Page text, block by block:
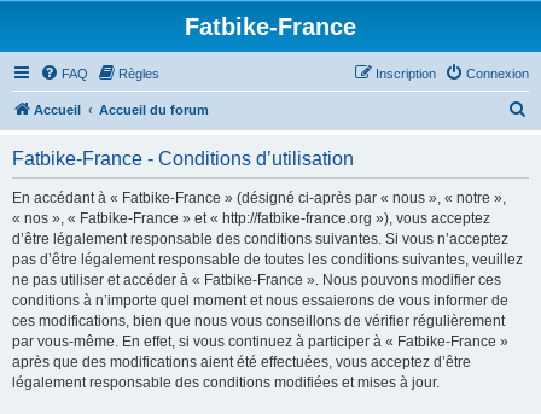
Fatbike-France
FAQ Règles Connexion
Inscription
Accueil Accueil du forum
Fatbike-France - Conditions d’utilisation
En accédant à « Fatbike-France » (désigné ci-après par « nous », « notre »,
« nos », « Fatbike-France » et « http://fatbike-france.org »), vous acceptez
d’être légalement responsable des conditions suivantes. Si vous n’acceptez
pas d’être légalement responsable de toutes les conditions suivantes, veuillez
ne pas utiliser et accéder à « Fatbike-France ». Nous pouvons modifier ces
conditions à n’importe quel moment et nous essaierons de vous informer de
ces modifications, bien que nous vous conseillons de vérifier régulièrement
par vous-même. En effet, si vous continuez à participer à « Fatbike-France »
après que des modifications aient été effectuées, vous acceptez d’être
légalement responsable des conditions modifiées et mises à jour.